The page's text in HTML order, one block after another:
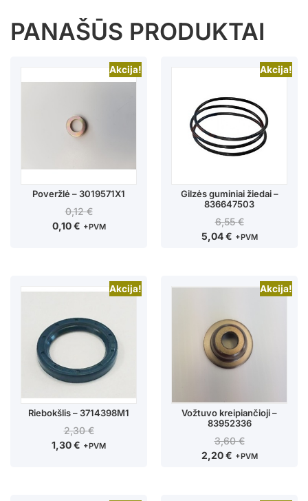
PANAŠŪS PRODUKTAI
Akcija!
Poveržlė – 3019571X1
0,12€
0,10€ +PVM
Akcija!
Gilzės guminiai žiedai –
836647503
6,55€
5,04€ +PVM
Akcija!
Riebokšlis – 3714398M1
2,30€
1,30€ +PVM
Akcija!
Vožtuvo kreipiančioji –
83952336
3,60€
2,20€ +PVM